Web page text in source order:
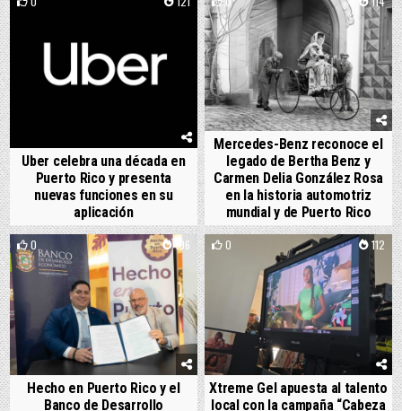
Uber celebra una década en
Puerto Rico y presenta
nuevas funciones en su
aplicación
Mercedes-Benz reconoce el
legado de Bertha Benz y
Carmen Delia González Rosa
en la historia automotriz
mundial y de Puerto Rico
0 106
Hecho en Puerto Rico y el
Banco de Desarrollo
0 112
Xtreme Gel apuesta al talento
local con la campaña “Cabeza